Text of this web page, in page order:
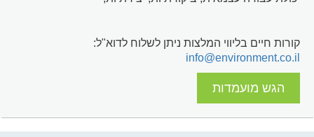
קורות חיים בליווי המלצות ניתן לשלוח לדוא"ל:
info@environment.co.il
הגש מועמדות